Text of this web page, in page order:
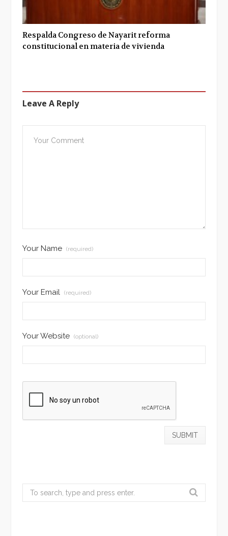
Respalda Congreso de Nayarit reforma
constitucional en materia de vivienda
Leave A Reply
Your Name (required)
Your Email (required)
Your Website (optional)
Search
for: